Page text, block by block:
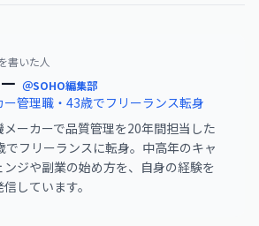
書いた人
＠SOHO編集部
ー管理職・43歳でフリーランス転身
メーカーで品質管理を20年間担当した
でフリーランスに転身。中高年のキャ
ンジや副業の始め方を、自身の経験を
しています。